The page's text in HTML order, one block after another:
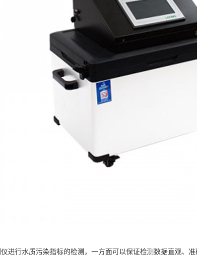
进行水质污染指标的检测，一方面可以保证检测数据直观、